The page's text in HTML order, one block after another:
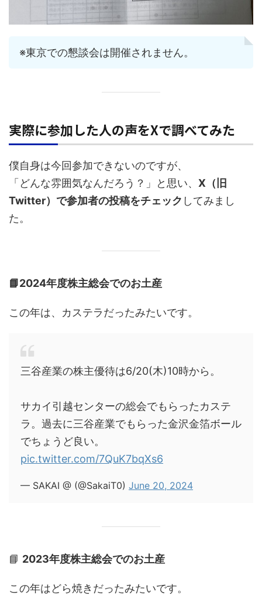
※東京での懇談会は開催されません。
実際に参加した人の声をXで調べてみた
僕自身は今回参加できないのですが、
「どんな雰囲気なんだろう？」と思い、 X（旧
Twitter）で参加者の投稿をチェック してみまし
た。
📘2024年度株主総会でのお土産
この年は、カステラだったみたいです。
三谷産業の株主優待は6/20(木)10時から。
サカイ引越センターの総会でもらったカステ
ラ。過去に三谷産業でもらった金沢金箔ボール
でちょうど良い。
pic.twitter.com/7QuK7bqXs6
— SAKAI @ (@SakaiT0) June 20, 2024
📘 2023年度株主総会でのお土産
この年はどら焼きだったみたいです。